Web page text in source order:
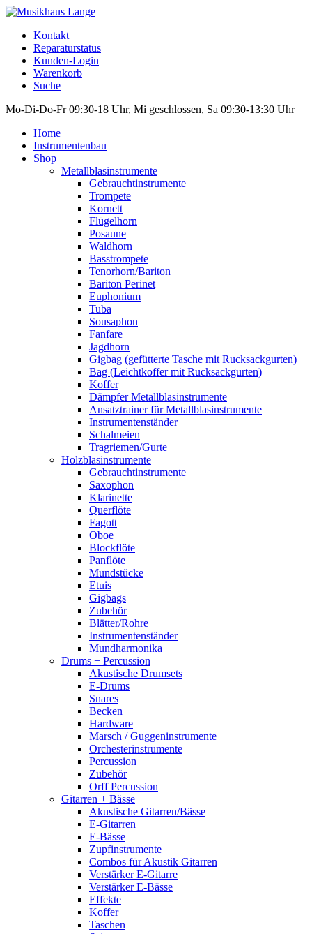
Kontakt
Reparaturstatus
Kunden-Login
Warenkorb
Suche
Mo-Di-Do-Fr 09:30-18 Uhr, Mi geschlossen, Sa 09:30-13:30 Uhr
Home
Instrumentenbau
Shop
Metallblasinstrumente
Gebrauchtinstrumente
Trompete
Kornett
Flügelhorn
Posaune
Waldhorn
Basstrompete
Tenorhorn/Bariton
Bariton Perinet
Euphonium
Tuba
Sousaphon
Fanfare
Jagdhorn
Gigbag (gefütterte Tasche mit Rucksackgurten)
Bag (Leichtkoffer mit Rucksackgurten)
Koffer
Dämpfer Metallblasinstrumente
Ansatztrainer für Metallblasinstrumente
Instrumentenständer
Schalmeien
Tragriemen/Gurte
Holzblasinstrumente
Gebrauchtinstrumente
Saxophon
Klarinette
Querflöte
Fagott
Oboe
Blockflöte
Panflöte
Mundstücke
Etuis
Gigbags
Zubehör
Blätter/Rohre
Instrumentenständer
Mundharmonika
Drums + Percussion
Akustische Drumsets
E-Drums
Snares
Becken
Hardware
Marsch / Guggeninstrumente
Orchesterinstrumente
Percussion
Zubehör
Orff Percussion
Gitarren + Bässe
Akustische Gitarren/Bässe
E-Gitarren
E-Bässe
Zupfinstrumente
Combos für Akustik Gitarren
Verstärker E-Gitarre
Verstärker E-Bässe
Effekte
Koffer
Taschen